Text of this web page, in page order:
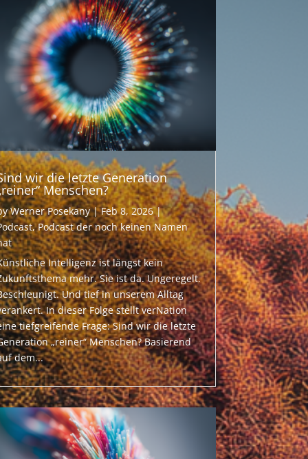
wir die letzte Generation
Menschen?
Werner Posekany|Feb 8, 2026|
,Podcast der noch keinen Namen
Intelligenz ist längst kein
mehr. Sie ist da. Ungeregelt.
Und tief in unserem Alltag
In dieser Folge stellt verNation
tiefgreifende Frage: Sind wir die letzte
„reiner“ Menschen? Basierend
dem...